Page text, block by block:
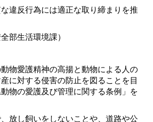
違反行為には適正な取り締まりを推
部生活環境課）
物愛護精神の高揚と動物による人の
に対する侵害の防止を図ることを目
物の愛護及び管理に関する条例」を
放し飼いをしないことや、道路や公